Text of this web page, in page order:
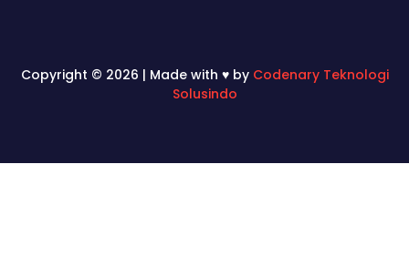
Copyright © 2026 | Made with ♥ by Codenary Teknologi
Solusindo